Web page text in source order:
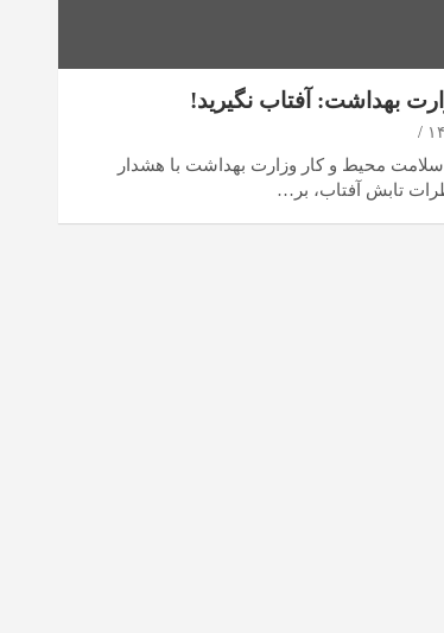
بهداشت: آفتاب نگیرید!
محیط و کار وزارت بهداشت با هشدار
تابش آفتاب، بر…